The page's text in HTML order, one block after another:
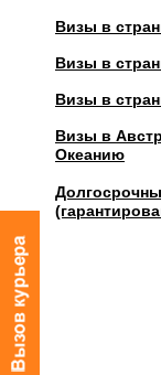
Визы в
Визы в
Визы в
Визы в
Океанию